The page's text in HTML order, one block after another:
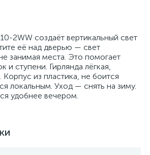
2WW создаёт вертикальный свет
её над дверью — свет
занимая места. Это помогает
и ступени. Гирлянда лёгкая,
Корпус из пластика, не боится
локальным. Уход — снять на зиму.
удобнее вечером.